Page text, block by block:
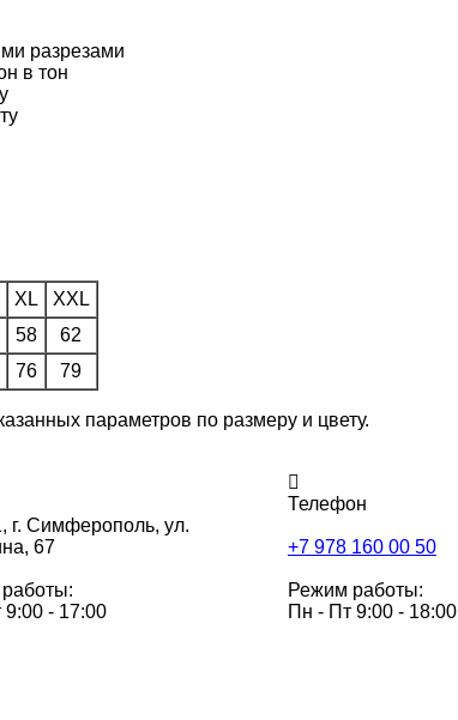
разрезами
в тон
XL
XXL
58
62
76 79
параметров по размеру и цвету.
г. Симферополь, ул.
67
9:00 - 17:00
Телефон
+7 978 160 00 50
Режим работы:
Пн - Пт 9:00 - 18:00